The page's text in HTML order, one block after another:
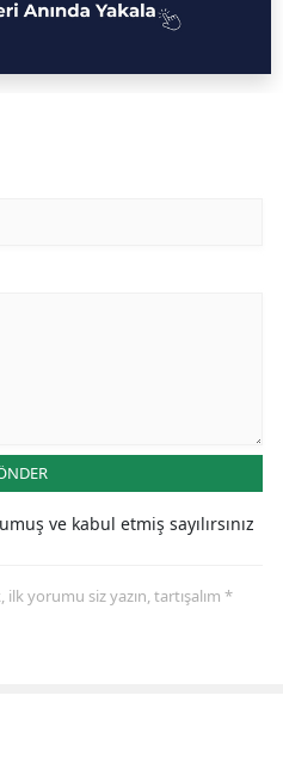
ve kabul etmiş sayılırsınız
yorumu siz yazın, tartışalım *